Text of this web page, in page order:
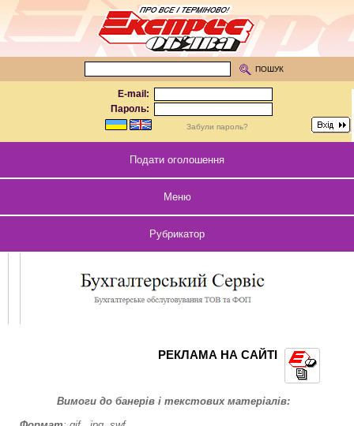
E-mail:
Пароль:
Забули пароль?
ПОШУК
Подати оголошення
Меню
Рубрикатор
РЕКЛАМА НА САЙТІ
Вимоги до банерів і текстових матеріалів: